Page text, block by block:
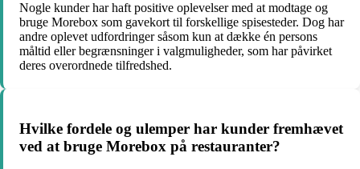
Nogle kunder har haft positive oplevelser med at modtage og
bruge Morebox som gavekort til forskellige spisesteder. Dog har
andre oplevet udfordringer såsom kun at dække én persons
måltid eller begrænsninger i valgmuligheder, som har påvirket
deres overordnede tilfredshed.
Hvilke fordele og ulemper har kunder fremhævet
ved at bruge Morebox på restauranter?